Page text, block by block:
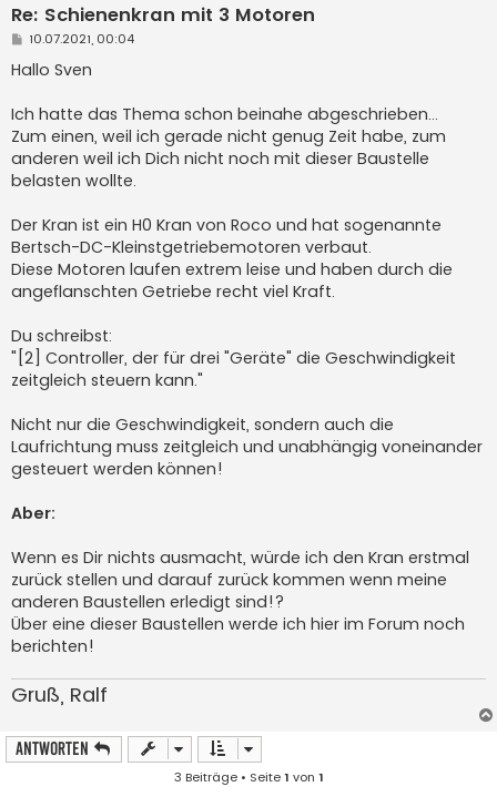
Re: Schienenkran mit 3 Motoren
B
i
t
a
g
10.07.2021, 00:04
Hallo Sven
Ich hatte das Thema schon beinahe abgeschrieben...
Zum einen, weil ich gerade nicht genug Zeit habe, zum
anderen weil ich Dich nicht noch mit dieser Baustelle
belasten wollte.
Der Kran ist ein H0 Kran von Roco und hat sogenannte
Bertsch-DC-Kleinstgetriebemotoren verbaut.
Diese Motoren laufen extrem leise und haben durch die
angeflanschten Getriebe recht viel Kraft.
Du schreibst:
"[2] Controller, der für drei "Geräte" die Geschwindigkeit
zeitgleich steuern kann."
Nicht nur die Geschwindigkeit, sondern auch die
Laufrichtung muss zeitgleich und unabhängig voneinander
gesteuert werden können!
Aber:
Wenn es Dir nichts ausmacht, würde ich den Kran erstmal
zurück stellen und darauf zurück kommen wenn meine
anderen Baustellen erledigt sind!?
Über eine dieser Baustellen werde ich hier im Forum noch
berichten!
Gruß, Ralf
Antworten
3 Beiträge • Seite1 von 1